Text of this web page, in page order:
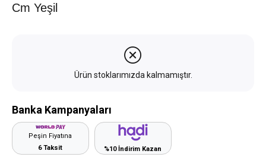
Cm Yeşil
Ürün stoklarımızda kalmamıştır.
Banka Kampanyaları
Peşin Fiyatına
6 Taksit
%10 İndirim Kazan